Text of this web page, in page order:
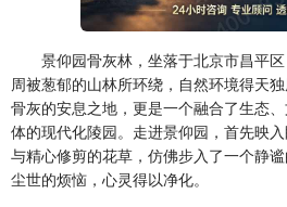
景仰园骨灰林，坐落于北京市昌平
周被葱郁的山林所环绕，自然环境得天
骨灰的安息之地，更是一个融合了生态
体的现代化陵园。走进景仰园，首先映
与精心修剪的花草，仿佛步入了一个静
尘世的烦恼，心灵得以净化。